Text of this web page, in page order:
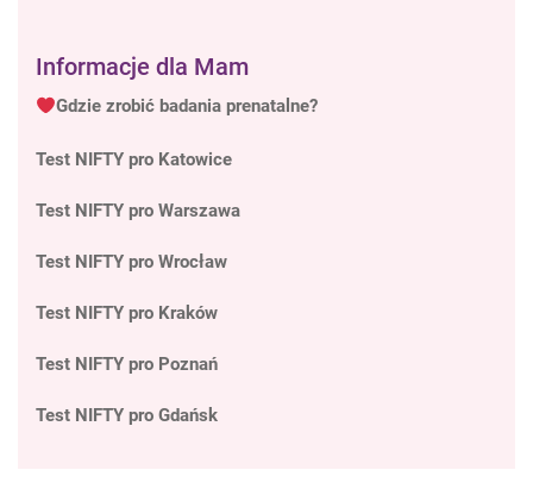
Informacje dla Mam
Gdzie zrobić badania prenatalne?
Test NIFTY pro Katowice
Test NIFTY pro Warszawa
Test NIFTY pro Wrocław
Test NIFTY pro Kraków
Test NIFTY pro Poznań
Test NIFTY pro Gdańsk